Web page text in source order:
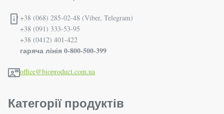
+38 (068) 285-02-48 (Viber, Telegram)
+38 (091) 333-53-95
+38 (0412) 401-422
гаряча лінія 0-800-500-399
office@bioproduct.com.ua
Категорії продуктів